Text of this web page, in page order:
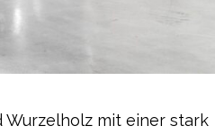
mit einer stark